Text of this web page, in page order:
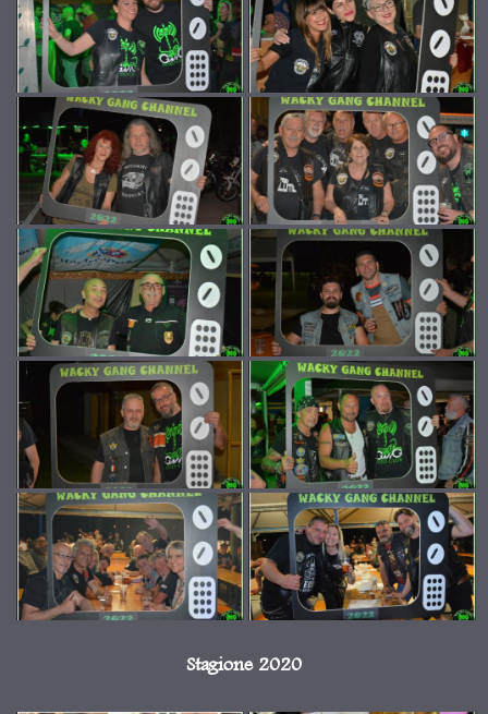
Stagione 2020